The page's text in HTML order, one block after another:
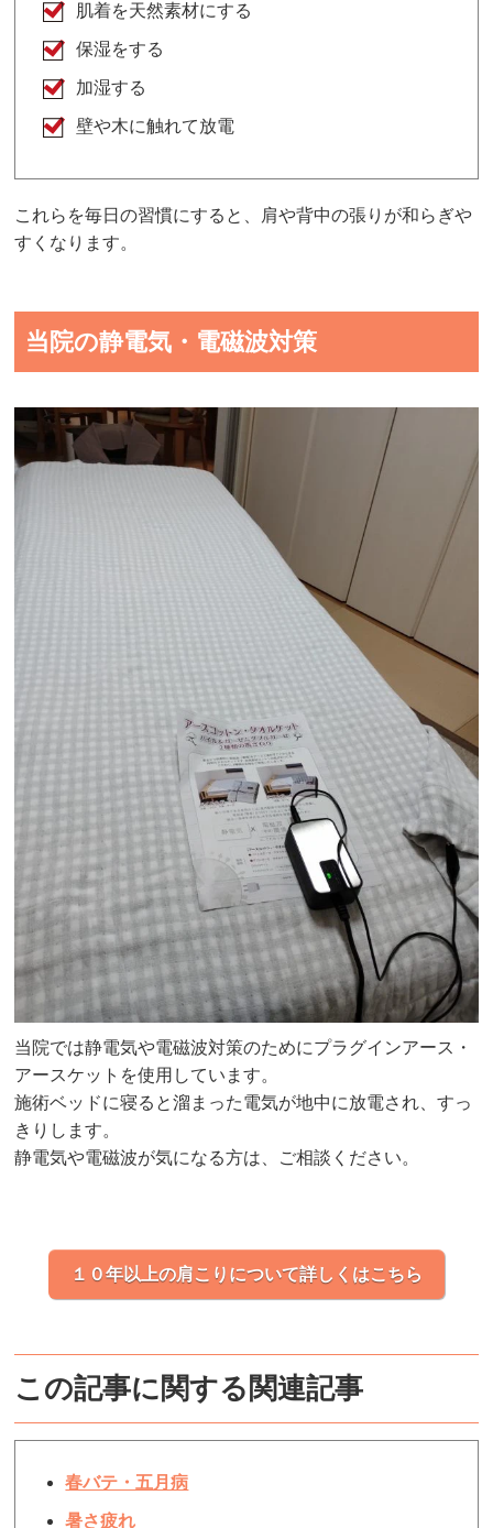
肌着を天然素材にする
保湿をする
加湿する
壁や木に触れて放電
これらを毎日の習慣にすると、肩や背中の張りが和らぎや
すくなります。
当院の静電気・電磁波対策
当院では静電気や電磁波対策のためにプラグインアース・
アースケットを使用しています。
施術ベッドに寝ると溜まった電気が地中に放電され、すっ
きりします。
静電気や電磁波が気になる方は、ご相談ください。
１０年以上の肩こりについて詳しくはこちら
この記事に関する関連記事
春バテ・五月病
暑さ疲れ